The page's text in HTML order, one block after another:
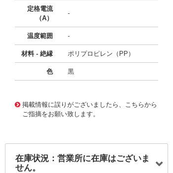
定格電流
（A）
-
温度範囲 -
材料 - 絶縁 ポリプロピレン（PP）
色 黒
掲載情報に誤りがございましたら、こちらから
ご指摘をお願い致します。
在庫状況：営業所に在庫はございま
せん。